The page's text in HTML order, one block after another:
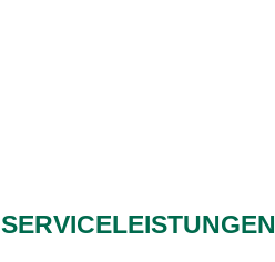
SERVICELEISTUNGEN